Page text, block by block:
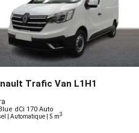
Trafic Van L1H1
dCi 170 Auto
| Automatique | 5 m3